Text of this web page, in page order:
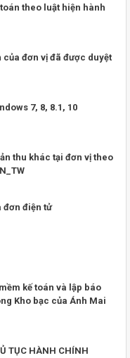
theo luật hiện hành
đơn vị đã được duyệt
7, 8, 8.1, 10
thu khác tại đơn vị theo
đơn điện tử
kế toán và lập báo
Kho bạc của Ánh Mai
TỤC HÀNH CHÍNH